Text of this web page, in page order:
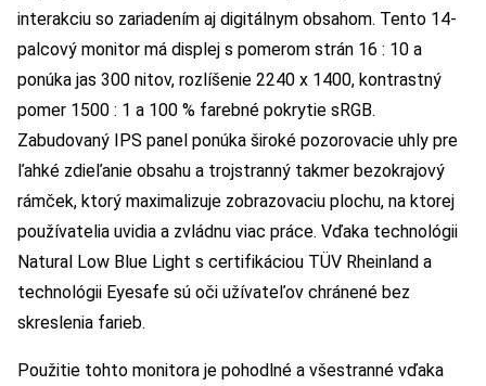
interakciu so zariadením aj digitálnym obsahom. Tento 14-
palcový monitor má displej s pomerom strán 16 : 10 a
ponúka jas 300 nitov, rozlíšenie 2240 x 1400, kontrastný
pomer 1500 : 1 a 100 % farebné pokrytie sRGB.
Zabudovaný IPS panel ponúka široké pozorovacie uhly pre
ľahké zdieľanie obsahu a trojstranný takmer bezokrajový
rámček, ktorý maximalizuje zobrazovaciu plochu, na ktorej
používatelia uvidia a zvládnu viac práce. Vďaka technológii
Natural Low Blue Light s certifikáciou TÜV Rheinland a
technológii Eyesafe sú oči užívateľov chránené bez
skreslenia farieb.
Použitie tohto monitora je pohodlné a všestranné vďaka